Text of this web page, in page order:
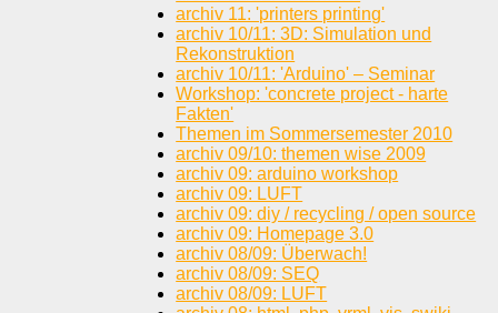
archiv 11: 'printers printing'
archiv 10/11: 3D: Simulation und
Rekonstruktion
archiv 10/11: 'Arduino' – Seminar
Workshop: 'concrete project - harte
Fakten'
Themen im Sommersemester 2010
archiv 09/10: themen wise 2009
archiv 09: arduino workshop
archiv 09: LUFT
archiv 09: diy / recycling / open source
archiv 09: Homepage 3.0
archiv 08/09: Überwach!
archiv 08/09: SEQ
archiv 08/09: LUFT